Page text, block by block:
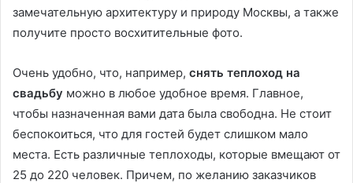
замечательную архитектуру и природу Москвы, а также
получите просто восхитительные фото.
Очень удобно, что, например, снять теплоход на
свадьбу можно в любое удобное время. Главное,
чтобы назначенная вами дата была свободна. Не стоит
беспокоиться, что для гостей будет слишком мало
места. Есть различные теплоходы, которые вмещают от
25 до 220 человек. Причем, по желанию заказчиков